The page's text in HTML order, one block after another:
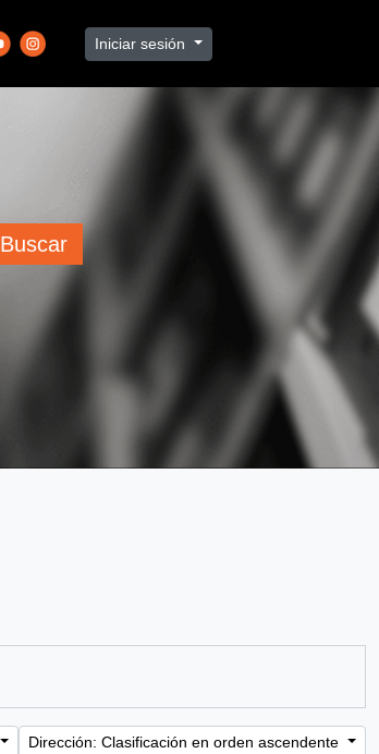
Iniciar sesión
Buscar
Dirección: Clasificación en orden ascendente